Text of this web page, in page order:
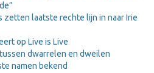
zetten laatste rechte lijn in naar Irie
op Live is Live
dwarrelen en dweilen
namen bekend